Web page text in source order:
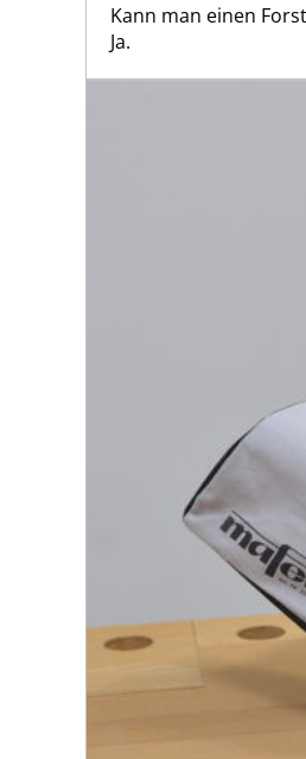
Kann man einen
Ja.